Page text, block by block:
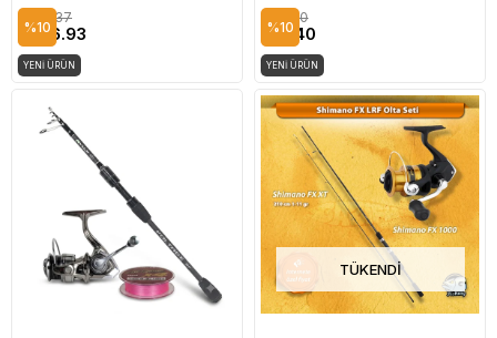
$246.93
$274.37
%10
YENI ÜRÜN
$81.40
$90.70
%10
YENI ÜRÜN
TÜKENDI